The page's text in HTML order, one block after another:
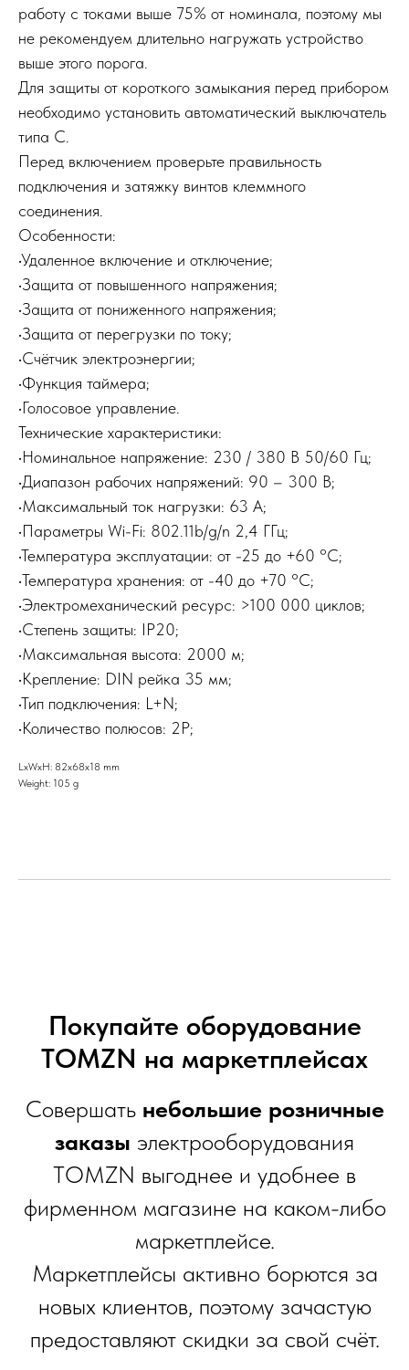
работу с токами выше 75% от номинала, поэтому мы
не рекомендуем длительно нагружать устройство
выше этого порога.
Для защиты от короткого замыкания перед прибором
необходимо установить автоматический выключатель
типа С.
Перед включением проверьте правильность
подключения и затяжку винтов клеммного
соединения.
Особенности:
•Удаленное включение и отключение;
•Защита от повышенного напряжения;
•Защита от пониженного напряжения;
•Защита от перегрузки по току;
•Счётчик электроэнергии;
•Функция таймера;
•Голосовое управление.
Технические характеристики:
•Номинальное напряжение: 230 / 380 В 50/60 Гц;
•Диапазон рабочих напряжений: 90 – 300 В;
•Максимальный ток нагрузки: 63 A;
•Параметры Wi-Fi: 802.11b/g/n 2,4 ГГц;
•Температура эксплуатации: от -25 до +60 °C;
•Температура хранения: от -40 до +70 °C;
•Электромеханический ресурс: >100 000 циклов;
•Степень защиты: IP20;
•Максимальная высота: 2000 м;
•Крепление: DIN рейка 35 мм;
•Тип подключения: L+N;
•Количество полюсов: 2P;
LxWxH: 82x68x18 mm
Weight: 105 g
Покупайте оборудование
TOMZN на маркетплейсах
Совершать небольшие розничные
заказы электрооборудования
TOMZN выгоднее и удобнее в
фирменном магазине на каком-либо
маркетплейсе.
Маркетплейсы активно борются за
новых клиентов, поэтому зачастую
предоставляют скидки за свой счёт.